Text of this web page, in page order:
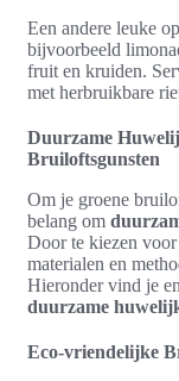
Een andere leuke
bijvoorbeeld
fruit en kruiden.
met herbruikbare
Duurzame
Bruiloftsgunsten
Om je groene
belang om
Door te kiezen
materialen en
Hieronder vind je
duurzame
Eco-vriendelijke